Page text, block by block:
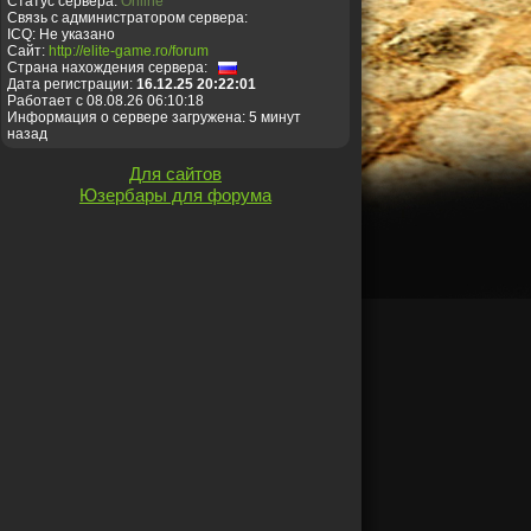
Связь с администратором сервера:
ICQ: Не указано
Сайт: http://elite-game.ro/forum
Страна нахождения сервера:
Дата регистрации: 16.12.25 20:22:01
Работает с 08.08.26 06:10:18
Информация о сервере загружена: 5 минут
назад
Для сайтов
Юзербары для форума